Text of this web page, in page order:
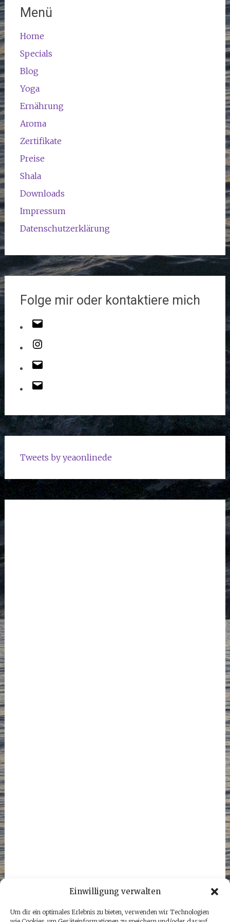
Einwilligung verwalten
Um dir ein optimales Erlebnis zu bieten, verwenden wir Technologien
Menü
Home
Specials
Blog
Yoga
Ernährung
Aroma
Zertifikate
Preise
Shala
Downloads
Impressum
Datenschutzerklärung
Folge mir oder kontaktiere mich
Tweets by yeaonlinede